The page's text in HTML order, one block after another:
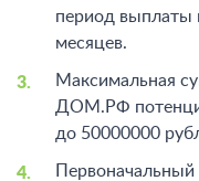
период выплаты
месяцев.
Максимальная
ДОМ.РФ
до 50000000